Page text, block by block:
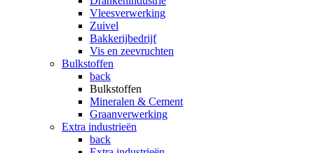
Vleesverwerking
Zuivel
Bakkerijbedrijf
Vis en zeevruchten
Bulkstoffen
back
Bulkstoffen
Mineralen & Cement
Graanverwerking
Extra industrieën
back